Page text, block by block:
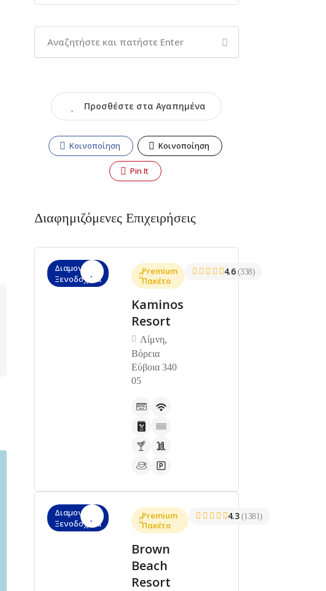
Προσθέστε στα Αγαπημένα
Κοινοποίηση Κοινοποίηση
Pin It
Διαφημιζόμενες Επιχειρήσεις
Διαμονή,
Ξενοδοχεία
Premium
Πακέτο
Kaminos
Resort
Λίμνη,
Βόρεια
Εύβοια 340
05
4.6 (338)
Διαμονή,
Ξενοδοχεία
Premium
Πακέτο
Brown
Beach
Resort
4.3 (1381)